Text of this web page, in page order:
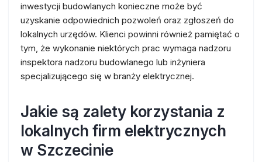
inwestycji budowlanych konieczne może być
uzyskanie odpowiednich pozwoleń oraz zgłoszeń do
lokalnych urzędów. Klienci powinni również pamiętać o
tym, że wykonanie niektórych prac wymaga nadzoru
inspektora nadzoru budowlanego lub inżyniera
specjalizującego się w branży elektrycznej.
Jakie są zalety korzystania z
lokalnych firm elektrycznych
w Szczecinie